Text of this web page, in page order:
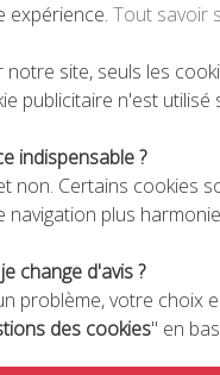
GAGNANT 2018 DU
la FNDMV
personnes à l’Ile
remporté par un
expérience. Tout savoir
notre site, seuls les
publicitaire n'est utilisé
indispensable ?
non. Certains cookies
navigation plus
change d'avis ?
problème, votre choix
des cookies" en